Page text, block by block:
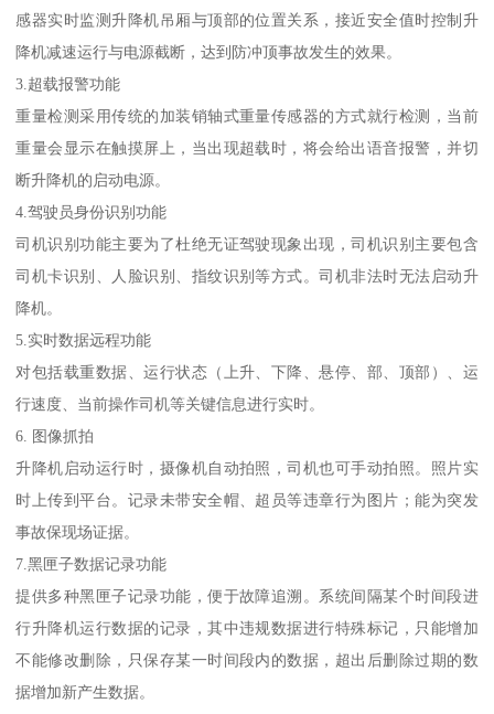
感器实时监测升降机吊厢与顶部的位置关系，接近安全值时控制升
降机减速运行与电源截断，达到防冲顶事故发生的效果。
3.超载报警功能
重量检测采用传统的加装销轴式重量传感器的方式就行检测，当前
重量会显示在触摸屏上，当出现超载时，将会给出语音报警，并切
断升降机的启动电源。
4.驾驶员身份识别功能
司机识别功能主要为了杜绝无证驾驶现象出现，司机识别主要包含
司机卡识别、人脸识别、指纹识别等方式。司机非法时无法启动升
降机。
5.实时数据远程功能
对包括载重数据、运行状态（上升、下降、悬停、部、顶部）、运
行速度、当前操作司机等关键信息进行实时。
6. 图像抓拍
升降机启动运行时，摄像机自动拍照，司机也可手动拍照。照片实
时上传到平台。记录未带安全帽、超员等违章行为图片；能为突发
事故保现场证据。
7.黑匣子数据记录功能
提供多种黑匣子记录功能，便于故障追溯。系统间隔某个时间段进
行升降机运行数据的记录，其中违规数据进行特殊标记，只能增加
不能修改删除，只保存某一时间段内的数据，超出后删除过期的数
据增加新产生数据。